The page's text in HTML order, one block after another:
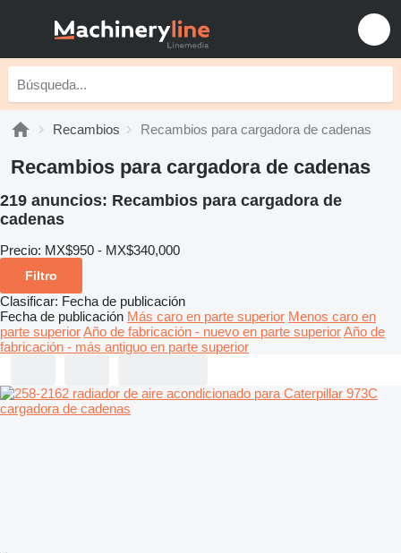
Recambios Recambios para cargadora de cadenas
Recambios para cargadora de cadenas
219 anuncios: Recambios para cargadora de
cadenas
Precio: MX$950 - MX$340,000
Filtro
Clasificar: Fecha de publicación
Fecha de publicación Más caro en parte superior Menos caro en
parte superiorAño de fabricación - nuevo en parte superiorAño de
fabricación - más antiguo en parte superior